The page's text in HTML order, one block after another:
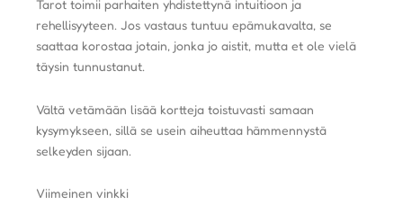
Tarot toimii parhaiten yhdistettynä intuitioon ja
rehellisyyteen. Jos vastaus tuntuu epämukavalta, se
saattaa korostaa jotain, jonka jo aistit, mutta et ole vielä
täysin tunnustanut.
Vältä vetämään lisää kortteja toistuvasti samaan
kysymykseen, sillä se usein aiheuttaa hämmennystä
selkeyden sijaan.
Viimeinen vinkki